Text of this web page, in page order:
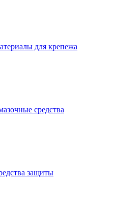
для крепежа
средства
защиты